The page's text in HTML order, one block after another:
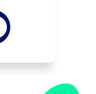
des